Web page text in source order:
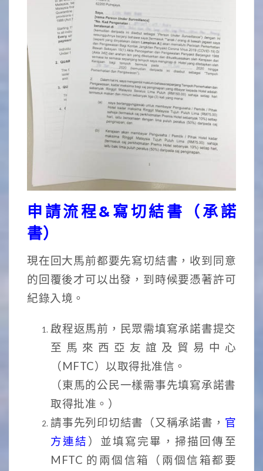
申請流程&寫切結書（承諾
書）
現在回大馬前都要先寫切結書，收到同意
的回覆後才可以出發，到時候要憑著許可
紀錄入境。
啟程返馬前，民眾需填寫承諾書提交
至馬來西亞友誼及貿易中心
（MFTC）以取得批准信。
（東馬的公民一樣需事先填寫承諾書
取得批准。）
請事先列印切結書（又稱承諾書， 官
方連結 ）並填寫完畢，掃描回傳至
MFTC 的兩個信箱（兩個信箱都要